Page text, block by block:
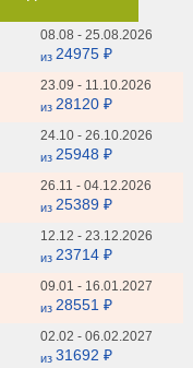
08.08 - 25.08.2026
из 24975 ₽
23.09 - 11.10.2026
из 28120 ₽
24.10 - 26.10.2026
из 25948 ₽
26.11 - 04.12.2026
из 25389 ₽
12.12 - 23.12.2026
из 23714 ₽
09.01 - 16.01.2027
из 28551 ₽
02.02 - 06.02.2027
из 31692 ₽